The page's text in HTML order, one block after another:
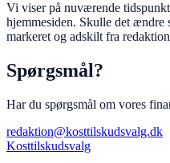
Vi viser på nuværende
hjemmesiden. Skulle det
markeret og adskilt fra
Spørgsmål?
Har du spørgsmål om vores
redaktion@kosttilskudsvalg.dk
Kosttilskudsvalg